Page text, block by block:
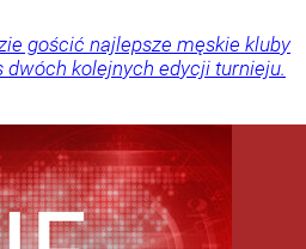
gościć najlepsze męskie kluby
kolejnych edycji turnieju.